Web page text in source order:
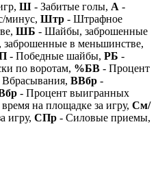
Ш - Забитые голы, А -
минус, Штр - Штрафное
ШБ - Шайбы, заброшенные
в меньшинстве,
- Победные шайбы, РБ -
по воротам, %БВ - Процент
Вбрасывания, ВВбр -
- Процент выигранных
на площадке за игру, См/
игру, СПр - Силовые приемы,